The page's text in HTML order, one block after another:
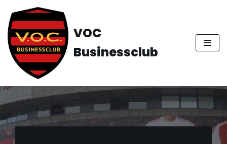
Ga
naar
de
inhoud
VOC
Businessclub